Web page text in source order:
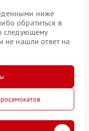
ниже
обратиться в
следующему
не нашли ответ на